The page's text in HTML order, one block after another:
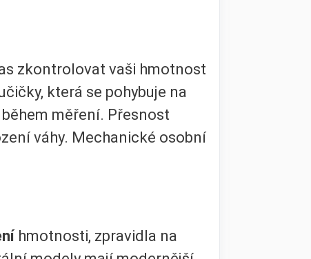
zkontrolovat vaši hmotnost
která se pohybuje na
během měření. Přesnost
váhy. Mechanické osobní
hmotnosti, zpravidla na